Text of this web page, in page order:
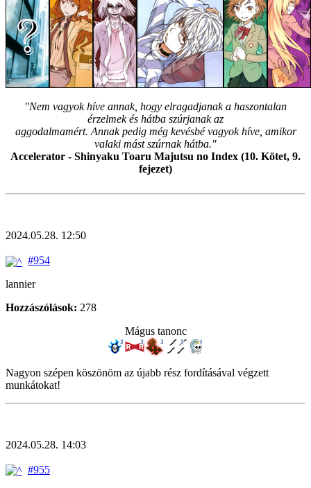
"Nem vagyok híve annak, hogy elragadjanak a haszontalan
érzelmek és hátba szúrjanak az
aggodalmamért. Annak pedig még kevésbé vagyok híve, amikor
valaki mást szúrnak hátba."
Accelerator - Shinyaku Toaru Majutsu no Index (10. Kötet, 9.
fejezet)
2024.05.28. 12:50
#954
lannier
Hozzászólások: 278
Mágus tanonc
Nagyon szépen köszönöm az újabb rész fordításával végzett
munkátokat!
2024.05.28. 14:03
#955